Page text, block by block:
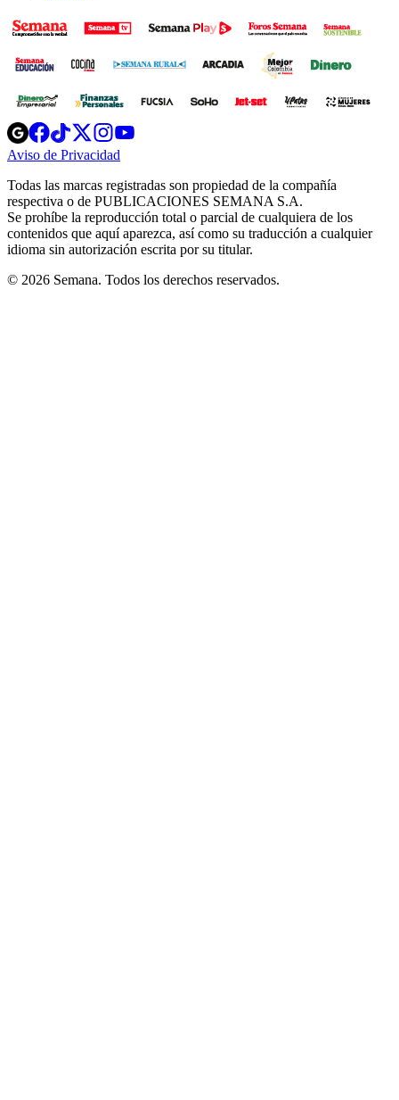
Opens
in
new
Opens
in
new
Opens
in
new
window
Opens
new
windowwindow
Aviso de Privacidad
new
window
Todas las marcas registradas son propiedad de la compañía
respectiva o de PUBLICACIONES SEMANA S.A.
Se prohíbe la reproducción total o parcial de cualquiera de los
contenidos que aquí aparezca, así como su traducción a cualquier
idioma sin autorización escrita por su titular.
© 2026 Semana. Todos los derechos reservados.